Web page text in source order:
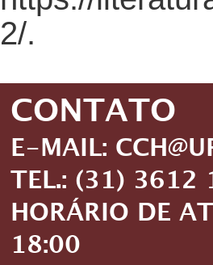
2/.
CONTATO
E-MAIL:
TEL.: (31) 3612
HORÁRIO DE
18:00